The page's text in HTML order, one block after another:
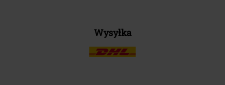
Wysyłka